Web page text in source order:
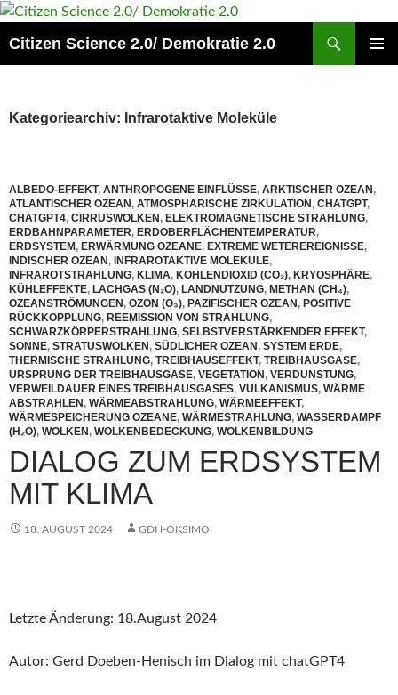
Zum
springen
Citizen Science 2.0/ Demokratie 2.0
Kategoriearchiv: Infrarotaktive Moleküle
ALBEDO-EFFEKT, ANTHROPOGENE EINFLÜSSE, ARKTISCHER OZEAN ,
ATLANTISCHER OZEAN , ATMOSPHÄRISCHE ZIRKULATION , CHATGPT,
CHATGPT4, CIRRUSWOLKEN , ELEKTROMAGNETISCHE STRAHLUNG,
ERDBAHNPARAMETER, ERDOBERFLÄCHENTEMPERATUR,
ERDSYSTEM , ERWÄRMUNG OZEANE, EXTREME WETEREREIGNISSE,
INDISCHER OZEAN , INFRAROTAKTIVE MOLEKÜLE,
INFRAROTSTRAHLUNG, KLIMA, KOHLENDIOXID (CO₂), KRYOSPHÄRE,
KÜHLEFFEKTE, LACHGAS (N₂O), LANDNUTZUNG, METHAN (CH₄),
OZEANSTRÖMUNGEN , OZON (O₃), PAZIFISCHER OZEAN , POSITIVE
RÜCKKOPPLUNG, REEMISSION VON STRAHLUNG,
SCHWARZKÖRPERSTRAHLUNG, SELBSTVERSTÄRKENDER EFFEKT,
SONNE, STRATUSWOLKEN , SÜDLICHER OZEAN , SYSTEM ERDE,
THERMISCHE STRAHLUNG, TREIBHAUSEFFEKT, TREIBHAUSGASE,
URSPRUNG DER TREIBHAUSGASE, VEGETATION , VERDUNSTUNG,
VERWEILDAUER EINES TREIBHAUSGASES, VULKANISMUS, WÄRME
ABSTRAHLEN , WÄRMEABSTRAHLUNG, WÄRMEEFFEKT,
WÄRMESPEICHERUNG OZEANE, WÄRMESTRAHLUNG, WASSERDAMPF
(H₂O), WOLKEN , WOLKENBEDECKUNG, WOLKENBILDUNG
DIALOG ZUM ERDSYSTEM
MIT KLIMA
18. AUGUST 2024 GDH-OKSIMO
Letzte Änderung: 18.August 2024
Autor: Gerd Doeben-Henisch im Dialog mit chatGPT4